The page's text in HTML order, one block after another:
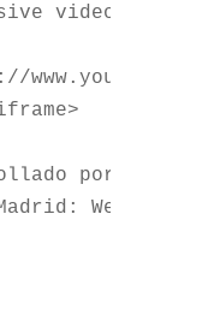
video:
por: <a